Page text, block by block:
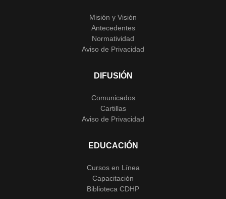
Misión y Visión
Antecedentes
Normatividad
Aviso de Privacidad
DIFUSIÓN
Comunicados
Cartillas
Aviso de Privacidad
EDUCACIÓN
Cursos en Línea
Capacitación
Biblioteca CDHP